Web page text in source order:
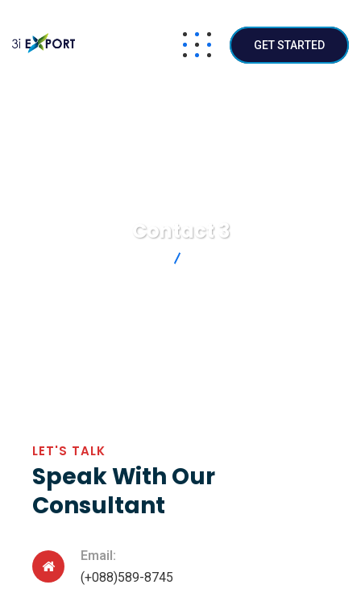
GET STARTED
Contact 3
LET'S TALK
Speak With Our
Consultant
Email:
(+088)589-8745